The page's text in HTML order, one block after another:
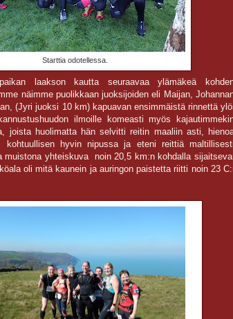
Starttia odotellessa.
laakson kautta seuraavaa ylämäkeä
näimme puolikkaan juoksijoiden eli Maijan,
(Jyri juoksi 10 km) kapuavan ensimmäistä rinnettä
ilmoille komeasti myös
joista huolimatta hän selvitti reitin maaliin asti,
kohtuullisen hyvin nipussa ja eteni reittiä
muistona yhteiskuva noin 20,5 km:n kohdalla
oli mitä kaunein ja auringon paistetta riitti noin 23